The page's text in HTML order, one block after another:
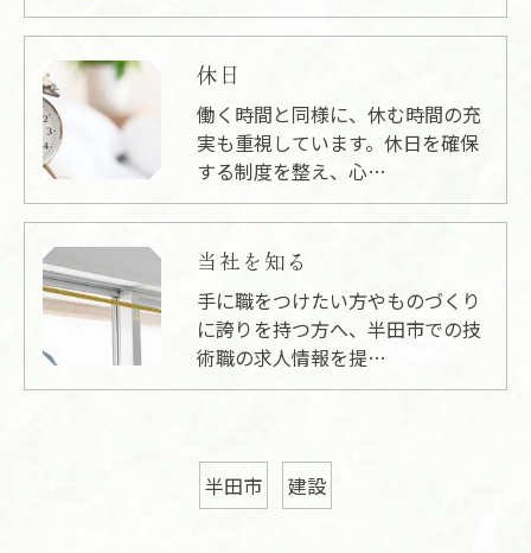
休日
働く時間と同様に、休む時間の充
実も重視しています。休日を確保
する制度を整え、心…
当社を知る
手に職をつけたい方やものづくり
に誇りを持つ方へ、半田市での技
術職の求人情報を提…
半田市 建設